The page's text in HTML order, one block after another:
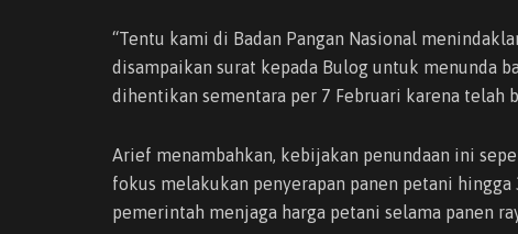
“Tentu kami di Badan Pangan Nasional
disampaikan surat kepada Bulog untuk menunda
dihentikan sementara per 7 Februari karena telah
Arief menambahkan, kebijakan penundaan ini
fokus melakukan penyerapan panen petani
pemerintah menjaga harga petani selama panen